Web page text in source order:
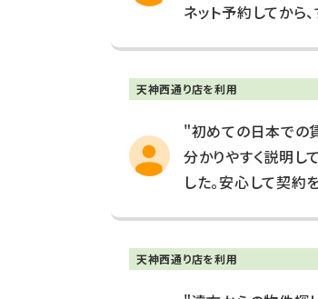
ネット予約してから
天神西通り店を利用
"初めての日本での
分かりやすく説明し
した。安心して契約
天神西通り店を利用